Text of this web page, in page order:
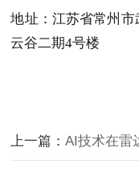
地址： 江苏省常州市
云谷二期4号楼
上一篇：AI技术在雷达